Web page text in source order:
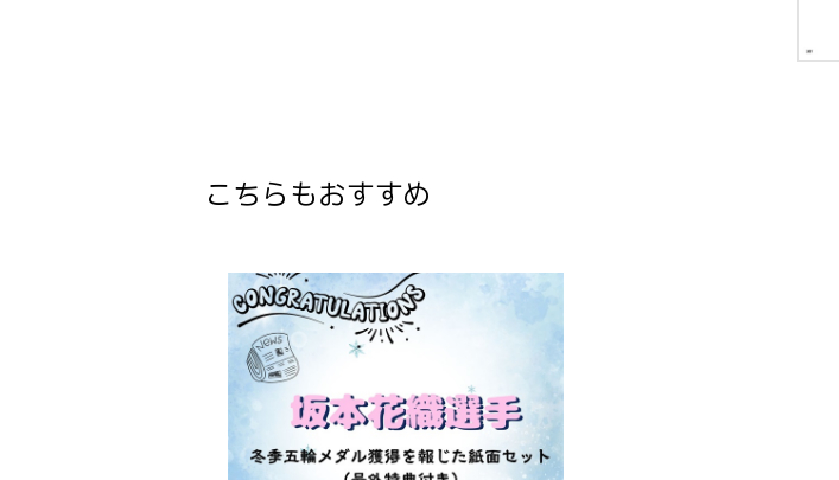
こちらもおすすめ